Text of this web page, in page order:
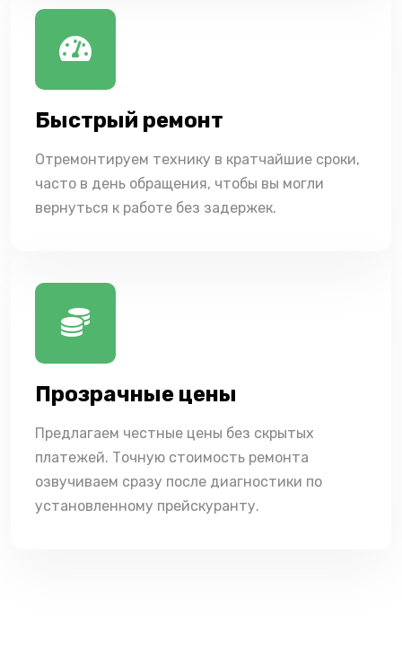
Быстрый ремонт
Отремонтируем технику в кратчайшие сроки,
часто в день обращения, чтобы вы могли
вернуться к работе без задержек.
Прозрачные цены
Предлагаем честные цены без скрытых
платежей. Точную стоимость ремонта
озвучиваем сразу после диагностики по
установленному прейскуранту.